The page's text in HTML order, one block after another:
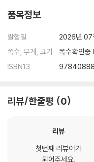
품목정보
발행일
2026년 07
쪽수, 무게, 크기
쪽수확인중
ISBN13
리뷰/한줄평 0
리뷰
첫번째 리뷰어가
되어주세요.